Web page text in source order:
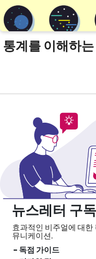
통계를 이해하
뉴스레터 구
효과적인 비주얼에 대한
뮤니케이션.
- 독점 가이드